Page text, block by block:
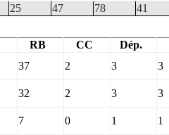
25 47 78 41
RB CC Dép.
37 2 3 3
32 2 3 3
7 0 1 1